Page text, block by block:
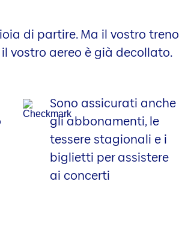
di partire. Ma il vostro treno
vostro aereo è già decollato.
Sono assicurati anche
gli abbonamenti, le
tessere stagionali e i
biglietti per assistere
ai concerti